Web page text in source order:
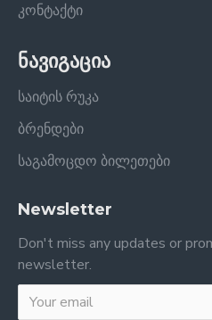
კონტაქტი
ნავიგაცია
საიტის რუკა
ბრენდები
საგამოცდო ბილეთები
Newsletter
Don't miss any updates or
newsletter.